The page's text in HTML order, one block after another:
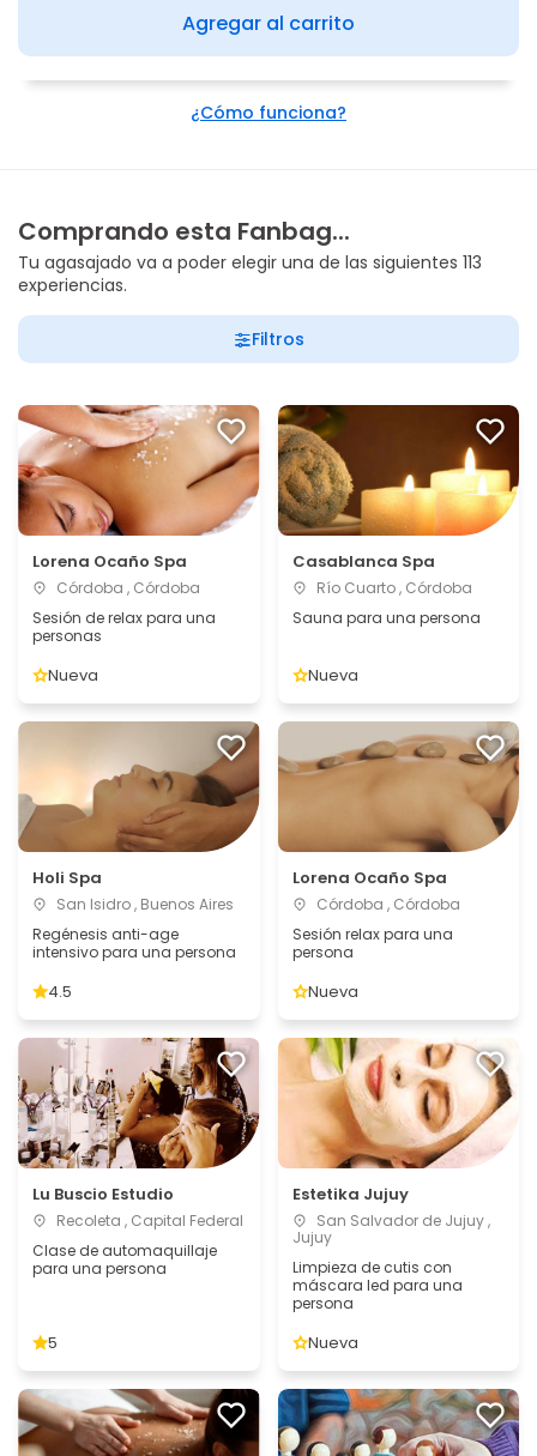
Agregar al carrito
¿Cómo funciona?
Comprando esta Fanbag...
Tu agasajado va a poder elegir una de las siguientes 113
experiencias.
Filtros
Lorena Ocaño Spa
Córdoba , Córdoba
Sesión de relax para una
personas
Nueva
Casablanca Spa
Río Cuarto , Córdoba
Sauna para una persona
Nueva
Holi Spa
San Isidro , Buenos Aires
Regénesis anti-age
intensivo para una persona
4.5
Lorena Ocaño Spa
Córdoba , Córdoba
Sesión relax para una
persona
Nueva
Lu Buscio Estudio
Recoleta , Capital Federal
Clase de automaquillaje
para una persona
5
Estetika Jujuy
San Salvador de Jujuy ,
Jujuy
Limpieza de cutis con
máscara led para una
persona
Nueva